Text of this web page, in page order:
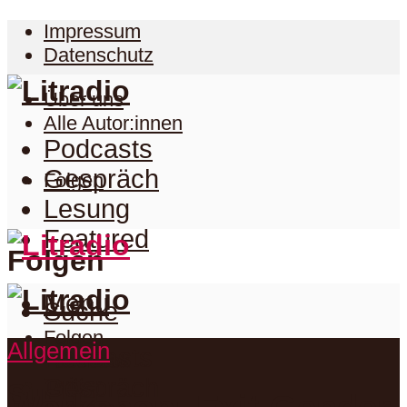
Impressum
Datenschutz
Über uns
Alle Autor:innen
Folgen
Folgen
Folgen
Facebook
Podcasts
Gespräch
Lesung
Featured
Menu
Suche
Podcasts
Allgemein